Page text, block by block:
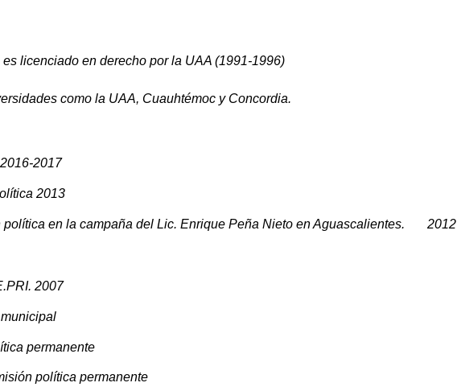
es licenciado en derecho por la UAA (1991-1996)
como la UAA, Cuauhtémoc y Concordia.
2017
2013
en la campaña del Lic. Enrique Peña Nieto en Aguascalientes.       2012
2007
permanente
política permanente